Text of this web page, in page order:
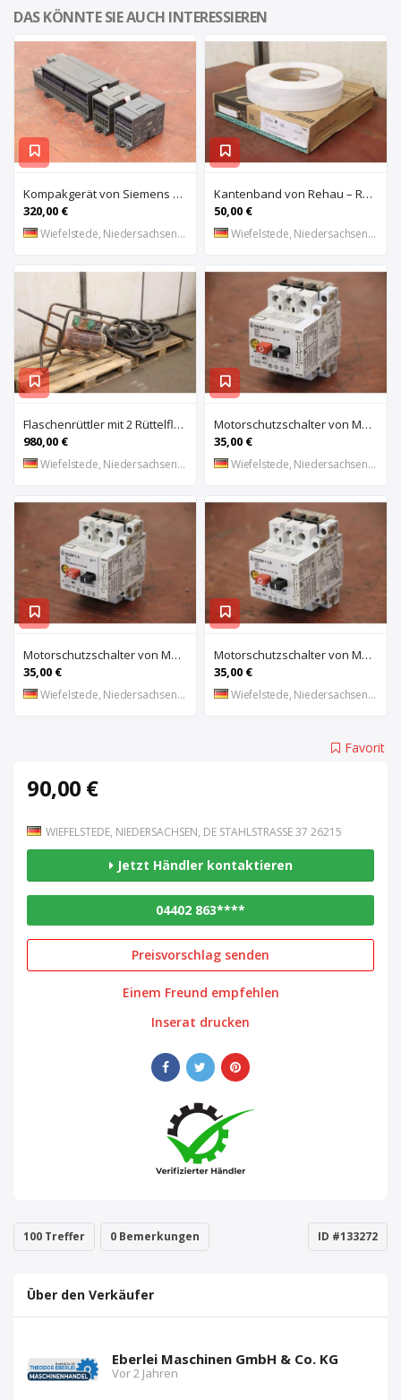
DAS KÖNNTE SIE AUCH INTERESSIEREN
Kompakgerät von Siemens – 6ES7 216-2AD22-OXBO 6ES 221-1BF22-OXAO
320,00 €
Wiefelstede, Niedersachsen, DE
Kantenband von Rehau – Raukantex FP 28/1 97556
50,00 €
Wiefelstede, Niedersachsen, DE
Flaschenrüttler mit 2 Rüttelflaschen von Wacker – FU-4/200SW
980,00 €
Wiefelstede, Niedersachsen, DE
Motorschutzschalter von Moeller – PKZM 1-0,4
35,00 €
Wiefelstede, Niedersachsen, DE
Motorschutzschalter von Moeller – PKZM 1-6
35,00 €
Wiefelstede, Niedersachsen, DE
Motorschutzschalter von Moeller – PKZM 1-1,6
35,00 €
Wiefelstede, Niedersachsen, DE
Favorit
90,00 €
WIEFELSTEDE, NIEDERSACHSEN, DE STAHLSTRASSE 37 26215
Jetzt Händler kontaktieren
04402 863****
Preisvorschlag senden
Einem Freund empfehlen
Inserat drucken
100 Treffer 0 Bemerkungen ID #133272
Über den Verkäufer
Eberlei Maschinen GmbH & Co. KG
Vor 2 Jahren